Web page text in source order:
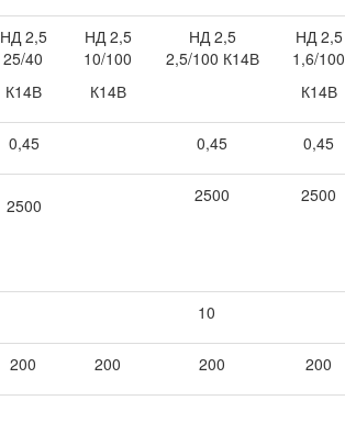
НД 2,5
25/40
К14В
НД 2,5
10/100
К14В
НД 2,5
2,5/100 К14В
НД 2,5
1,6/100
К14В
0,45 0,45 0,45
2500 2500 2500
10
200 200 200 200